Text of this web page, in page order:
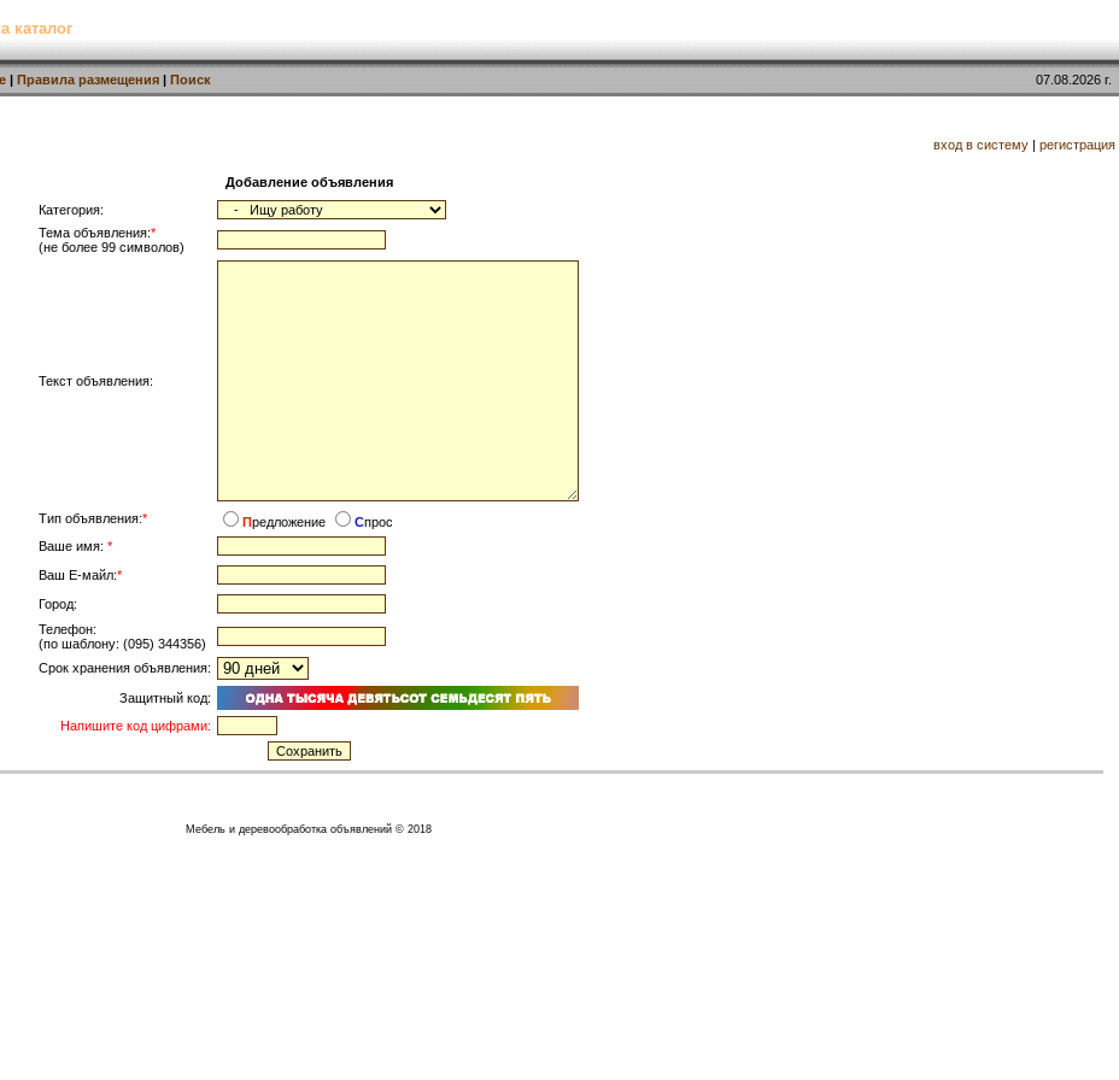
каталог
| Правила размещения | Поиск 07.08.2026 г.
вход в систему | регистрация
Добавление объявления
Категория:
Тема объявления:*
(не более 99 символов)
Текст объявления:
Тип объявления:* Предложение Спрос
Ваше имя: *
Ваш Е-майл:*
Город:
Телефон:
(по шаблону: (095) 344356)
Срок хранения объявления:
Защитный код:
Напишите код цифрами:
Мебель и деревообработка объявлений © 2018